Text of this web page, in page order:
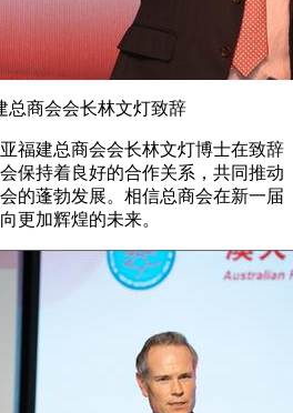
总商会会长林文灯致辞
福建总商会会长林文灯博士在致辞
保持着良好的合作关系，共同推动
的蓬勃发展。相信总商会在新一届
更加辉煌的未来。